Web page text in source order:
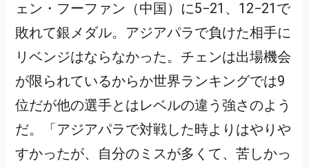
ェン・フーファン（中国）に5−21、12−21で
敗れて銀メダル。アジアパラで負けた相手に
リベンジはならなかった。チェンは出場機会
が限られているからか世界ランキングでは9
位だが他の選手とはレベルの違う強さのよう
だ。「アジアパラで対戦した時よりはやりや
すかったが、自分のミスが多くて、苦しかっ